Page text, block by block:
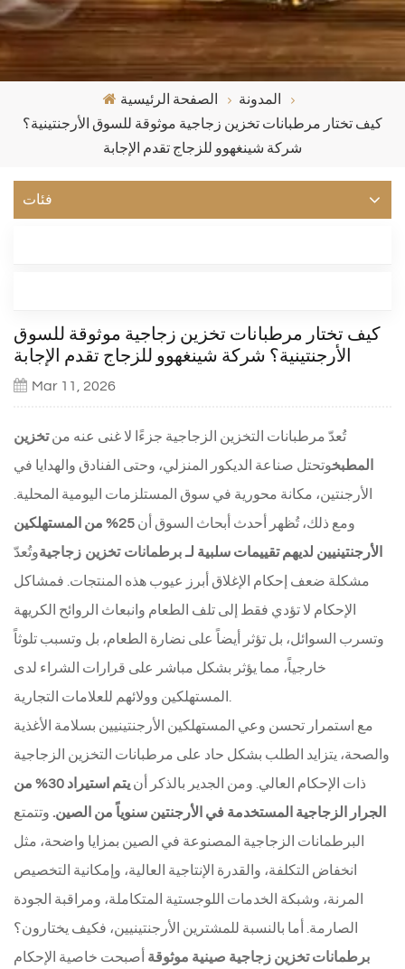
الصفحة الرئيسية
المدونة
كيف تختار مرطبانات تخزين زجاجية موثوقة للسوق الأرجنتينية؟
شركة شينغهوو للزجاج تقدم الإجابة
فئات
كيف تختار مرطبانات تخزين زجاجية موثوقة للسوق
الأرجنتينية؟ شركة شينغهوو للزجاج تقدم الإجابة
Mar 11, 2026
تُعدّ مرطبانات التخزين الزجاجية جزءًا لا غنى عنه منتخزين
المطبخوتحتل صناعة الديكور المنزلي، وحتى الفنادق والهدايا في
الأرجنتين، مكانة محورية في سوق المستلزمات اليومية المحلية.
ومع ذلك، تُظهر أحدث أبحاث السوق أن
25% من المستهلكين
الأرجنتينيين لديهم تقييمات سلبية لـ برطمانات تخزين زجاجيةوتُعدّ
مشكلة ضعف إحكام الإغلاق أبرز عيوب هذه المنتجات. فمشاكل
الإحكام لا تؤدي فقط إلى تلف الطعام وانبعاث الروائح الكريهة
وتسرب السوائل، بل تؤثر أيضاً على نضارة الطعام، بل وتسبب تلوثاً
خارجياً، مما يؤثر بشكل مباشر على قرارات الشراء لدى
مع استمرار تحسن وعي المستهلكين الأرجنتينيين بسلامة الأغذية
والصحة، يتزايد الطلب بشكل حاد على مرطبانات التخزين الزجاجية
ذات الإحكام العالي. ومن الجدير بالذكر أن
يتم استيراد 30% من
الجرار الزجاجية المستخدمة في الأرجنتين سنوياً من الصين. وتتمتع
البرطمانات الزجاجية المصنوعة في الصين بمزايا واضحة، مثل
انخفاض التكلفة، والقدرة الإنتاجية العالية، وإمكانية التخصيص
المرنة، وشبكة الخدمات اللوجستية المتكاملة، ومراقبة الجودة
الصارمة. أما بالنسبة للمشترين الأرجنتينيين، فكيف يختارون؟
برطمانات تخزين زجاجية صينية موثوقة أصبحت خاصية الإحكام